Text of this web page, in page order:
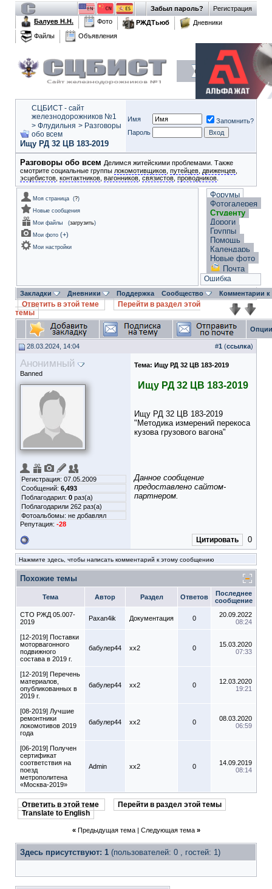
Регистрация
Забыл пароль?
Балуев Н.Н.
Фото РЖДТьюб
Дневники
Файлы
Объявления
СЦБИСТ - сайт
железнодорожников №1
> Флудильня > Разговоры
обо всем
Ищу РД 32 ЦВ 183-2019
Имя
Запомнить?
Пароль
Разговоры обо всем Делимся житейскими проблемами. Также
смотрите социальные группы локомотивщиков путейцев движенцев
эсцебистов контактников вагонников связистов проводников
Моя страница (?)
Новые сообщения
Мои файлы
(загрузить)
Мои фото (+)
Мои настройки
Форумы
Фотогалерея
Студенту
Дороги
Группы
Помощь
Календарь
Новые фото
Почта
Ошибка
Закладки Дневники Поддержка Сообщество Комментарии
Ответить в этой теме
Перейти в раздел этой
темы
28.03.2024, 14:04 #1 (ссылка)
Анонимный
Banned
Регистрация: 07.05.2009
Сообщений: 6,493
Поблагодарил: 0 раз(а)
Поблагодарили 262 раз(а)
Фотоальбомы: не добавлял
Репутация: -28
Тема: Ищу РД 32 ЦВ 183-2019
Ищу РД 32 ЦВ 183-2019
Ищу РД 32 ЦВ 183-2019
"Методика измерений перекоса
кузова грузового вагона"
Данное сообщение
предоставлено сайтом-
партнером.
Цитировать 0
Нажмите здесь, чтобы написать комментарий к этому сообщению
Похожие темы
Тема Автор Раздел Ответов
Последнее
сообщение
СТО РЖД 05.007-
2019
Paxan4ik Документация 0
20.09.2022
08:24
[12-2019] Поставки
моторвагонного
подвижного
состава в 2019 г.
бабулер44 xx2 0
15.03.2020
07:33
[12-2019] Перечень
материалов,
опубликованных в
2019 г.
бабулер44 xx2 0
12.03.2020
19:21
[08-2019] Лучшие
ремонтники
локомотивов 2019
года
бабулер44 xx2 0
08.03.2020
06:59
[06-2019] Получен
сертификат
соответствия на
поезд
метрополитена
«Москва-2019»
Admin xx2 0
14.09.2019
08:14
Ответить в этой теме
Перейти в раздел этой темы
Translate to English
« Предыдущая тема| Следующая тема »
Здесь присутствуют: 1 (пользователей: 0 , гостей: 1)